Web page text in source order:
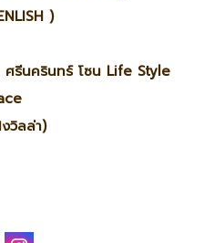
)
รีนครินทร์ โซน Life Style
วิลล่า)